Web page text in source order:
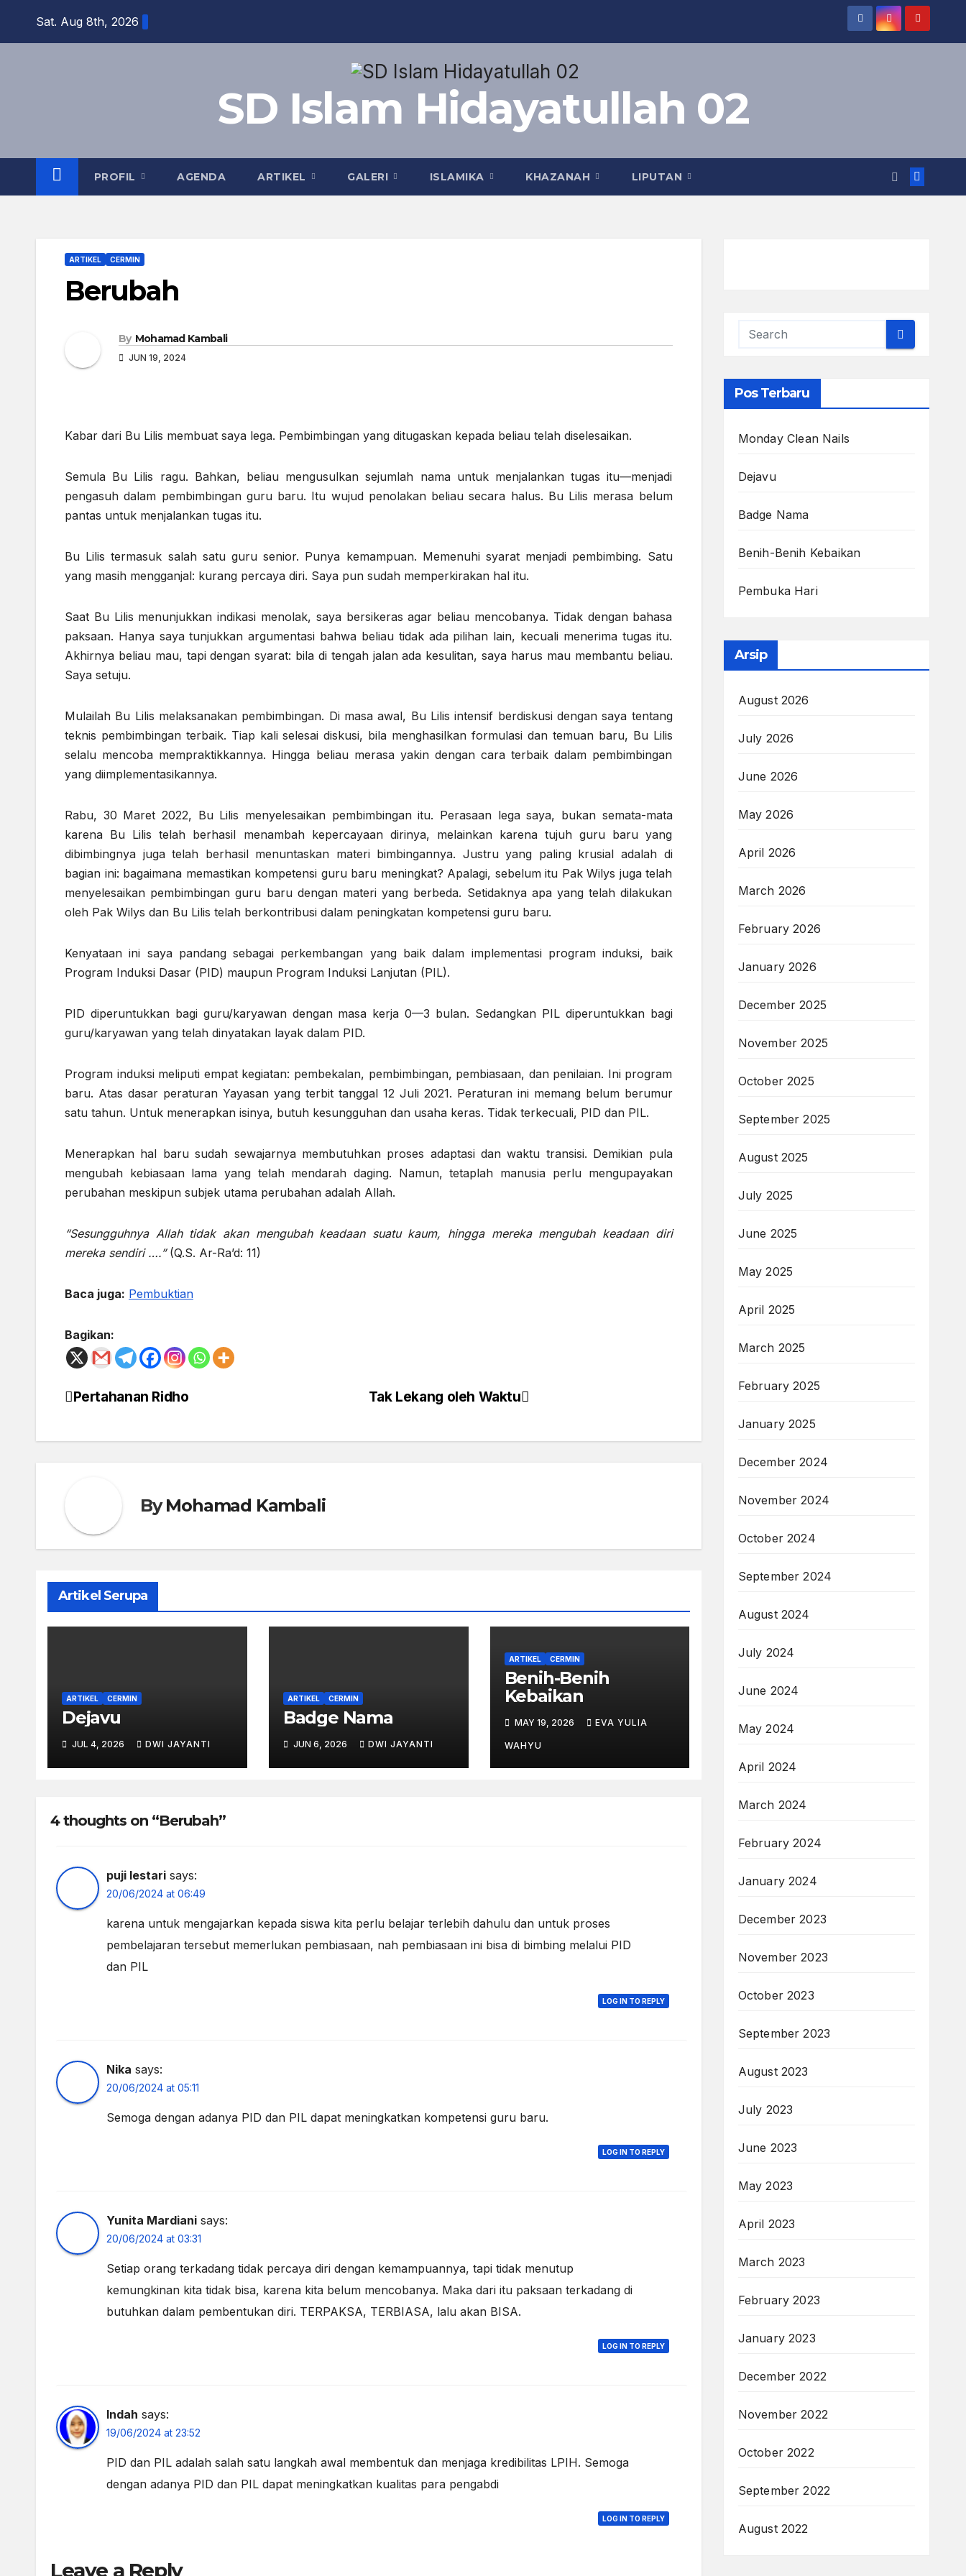
Sat. Aug 8th, 2026
SD Islam Hidayatullah 02
PROFIL AGENDA ARTIKEL GALERI ISLAMIKA KHAZANAH LIPUTAN
ARTIKEL CERMIN
Berubah
By Mohamad Kambali
JUN 19, 2024
Kabar dari Bu Lilis membuat saya lega. Pembimbingan yang ditugaskan kepada beliau telah diselesaikan.
Semula Bu Lilis ragu. Bahkan, beliau mengusulkan sejumlah nama untuk menjalankan tugas itu—menjadi
pengasuh dalam pembimbingan guru baru. Itu wujud penolakan beliau secara halus. Bu Lilis merasa belum
pantas untuk menjalankan tugas itu.
Bu Lilis termasuk salah satu guru senior. Punya kemampuan. Memenuhi syarat menjadi pembimbing. Satu
yang masih mengganjal: kurang percaya diri. Saya pun sudah memperkirakan hal itu.
Saat Bu Lilis menunjukkan indikasi menolak, saya bersikeras agar beliau mencobanya. Tidak dengan bahasa
paksaan. Hanya saya tunjukkan argumentasi bahwa beliau tidak ada pilihan lain, kecuali menerima tugas itu.
Akhirnya beliau mau, tapi dengan syarat: bila di tengah jalan ada kesulitan, saya harus mau membantu beliau.
Saya setuju.
Mulailah Bu Lilis melaksanakan pembimbingan. Di masa awal, Bu Lilis intensif berdiskusi dengan saya tentang
teknis pembimbingan terbaik. Tiap kali selesai diskusi, bila menghasilkan formulasi dan temuan baru, Bu Lilis
selalu mencoba mempraktikkannya. Hingga beliau merasa yakin dengan cara terbaik dalam pembimbingan
yang diimplementasikannya.
Rabu, 30 Maret 2022, Bu Lilis menyelesaikan pembimbingan itu. Perasaan lega saya, bukan semata-mata
karena Bu Lilis telah berhasil menambah kepercayaan dirinya, melainkan karena tujuh guru baru yang
dibimbingnya juga telah berhasil menuntaskan materi bimbingannya. Justru yang paling krusial adalah di
bagian ini: bagaimana memastikan kompetensi guru baru meningkat? Apalagi, sebelum itu Pak Wilys juga telah
menyelesaikan pembimbingan guru baru dengan materi yang berbeda. Setidaknya apa yang telah dilakukan
oleh Pak Wilys dan Bu Lilis telah berkontribusi dalam peningkatan kompetensi guru baru.
Kenyataan ini saya pandang sebagai perkembangan yang baik dalam implementasi program induksi, baik
Program Induksi Dasar (PID) maupun Program Induksi Lanjutan (PIL).
PID diperuntukkan bagi guru/karyawan dengan masa kerja 0—3 bulan. Sedangkan PIL diperuntukkan bagi
guru/karyawan yang telah dinyatakan layak dalam PID.
Program induksi meliputi empat kegiatan: pembekalan, pembimbingan, pembiasaan, dan penilaian. Ini program
baru. Atas dasar peraturan Yayasan yang terbit tanggal 12 Juli 2021. Peraturan ini memang belum berumur
satu tahun. Untuk menerapkan isinya, butuh kesungguhan dan usaha keras. Tidak terkecuali, PID dan PIL.
Menerapkan hal baru sudah sewajarnya membutuhkan proses adaptasi dan waktu transisi. Demikian pula
mengubah kebiasaan lama yang telah mendarah daging. Namun, tetaplah manusia perlu mengupayakan
perubahan meskipun subjek utama perubahan adalah Allah.
“Sesungguhnya Allah tidak akan mengubah keadaan suatu kaum, hingga mereka mengubah keadaan diri
mereka sendiri ….”(Q.S. Ar-Ra’d: 11)
Baca juga: Pembuktian
Bagikan:
Post
Tak Lekang oleh Waktu
Pertahanan Ridho
ByMohamad Kambali
Artikel Serupa
ARTIKEL CERMIN
Dejavu
JUL 4, 2026 DWI JAYANTI
ARTIKEL CERMIN
Badge Nama
JUN 6, 2026 DWI JAYANTI
ARTIKEL CERMIN
Benih-Benih
Kebaikan
MAY 19, 2026 EVA YULIA
WAHYU
4 thoughts on “Berubah”
puji lestari says:
20/06/2024 at 06:49
karena untuk mengajarkan kepada siswa kita perlu belajar terlebih dahulu dan untuk proses
pembelajaran tersebut memerlukan pembiasaan, nah pembiasaan ini bisa di bimbing melalui PID
dan PIL
LOG IN TO REPLY
Nika says:
20/06/2024 at 05:11
Semoga dengan adanya PID dan PIL dapat meningkatkan kompetensi guru baru.
LOG IN TO REPLY
Yunita Mardiani says:
20/06/2024 at 03:31
Setiap orang terkadang tidak percaya diri dengan kemampuannya, tapi tidak menutup
kemungkinan kita tidak bisa, karena kita belum mencobanya. Maka dari itu paksaan terkadang di
butuhkan dalam pembentukan diri. TERPAKSA, TERBIASA, lalu akan BISA.
LOG IN TO REPLY
Indah says:
19/06/2024 at 23:52
PID dan PIL adalah salah satu langkah awal membentuk dan menjaga kredibilitas LPIH. Semoga
dengan adanya PID dan PIL dapat meningkatkan kualitas para pengabdi
LOG IN TO REPLY
Leave a Reply
Pos Terbaru
Monday Clean Nails
Dejavu
Badge Nama
Benih-Benih Kebaikan
Pembuka Hari
Arsip
August 2026
July 2026
June 2026
May 2026
April 2026
March 2026
February 2026
January 2026
December 2025
November 2025
October 2025
September 2025
August 2025
July 2025
June 2025
May 2025
April 2025
March 2025
February 2025
January 2025
December 2024
November 2024
October 2024
September 2024
August 2024
July 2024
June 2024
May 2024
April 2024
March 2024
February 2024
January 2024
December 2023
November 2023
October 2023
September 2023
August 2023
July 2023
June 2023
May 2023
April 2023
March 2023
February 2023
January 2023
December 2022
November 2022
October 2022
September 2022
August 2022